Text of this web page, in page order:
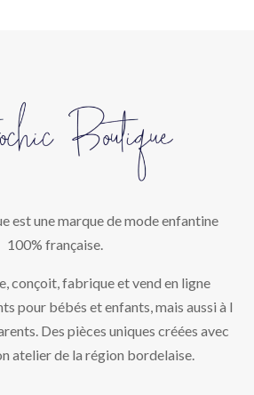
est une marque de mode enfantine
100% française.
conçoit, fabrique et vend en ligne
pour bébés et enfants, mais aussi à l
Des pièces uniques créées avec
atelier de la région bordelaise.